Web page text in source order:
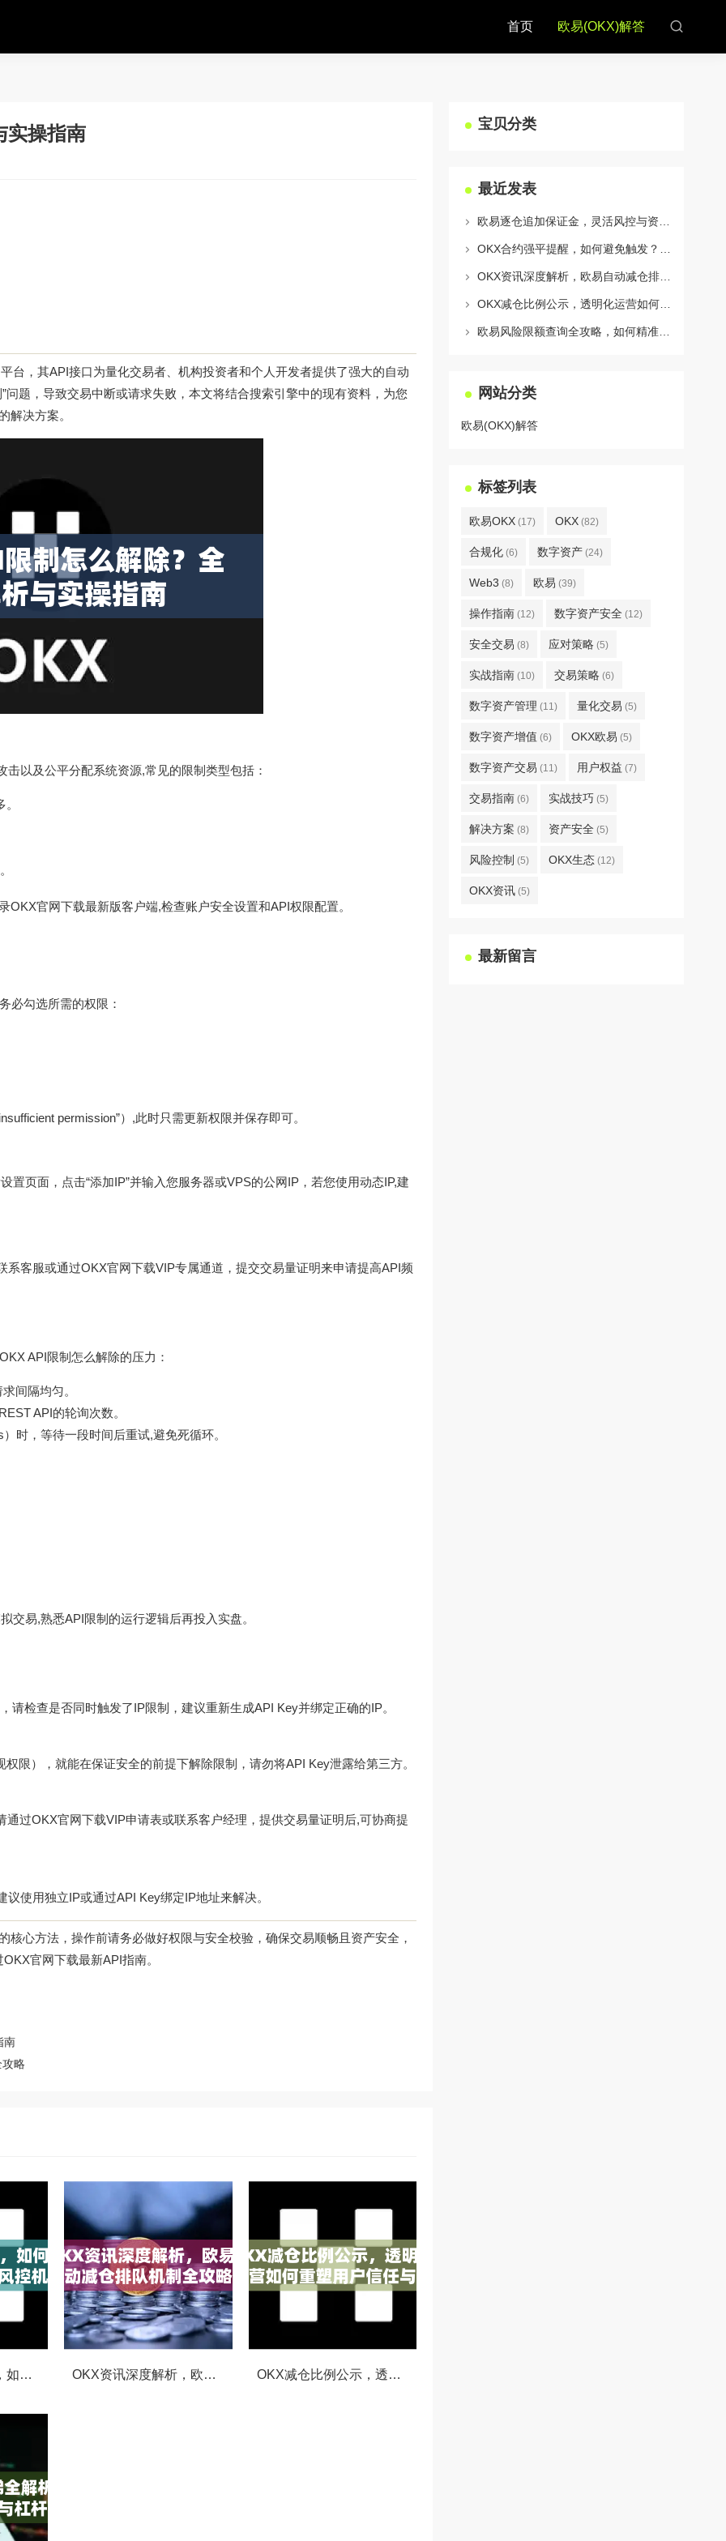
首页 欧易(OKX)解答
实操指南
台，其API接口为量化交易者、机构投资者和个人开发者提供了强大的自动
题，导致交易中断或请求失败，本文将结合搜索引擎中的现有资料，为您
解决方案。
以及公平分配系统资源,常见的限制类型包括：
OKX官网下载最新版客户端,检查账户安全设置和API权限配置。
必勾选所需的权限：
permission”）,此时只需更新权限并保存即可。
页面，点击“添加IP”并输入您服务器或VPS的公网IP，若您使用动态IP,建
客服或通过OKX官网下载VIP专属通道，提交交易量证明来申请提高API频
OKX API限制怎么解除的压力：
间隔均匀。
API的轮询次数。
时，等待一段时间后重试,避免死循环。
交易,熟悉API限制的运行逻辑后再投入实盘。
检查是否同时触发了IP限制，建议重新生成API Key并绑定正确的IP。
限），就能在保证安全的前提下解除限制，请勿将API Key泄露给第三方。
过OKX官网下载VIP申请表或联系客户经理，提供交易量证明后,可协商提
使用独立IP或通过API Key绑定IP地址来解决。
核心方法，操作前请务必做好权限与安全校验，确保交易顺畅且资产安全，
官网下载最新API指南。
南
攻略
OKX合约强平提醒，如何避免触发？深度解析风控机制与应对策略 OKX资讯深度解析，欧易自动减仓排队机制全攻略 OKX减仓比例公示，透明化运营如何重塑用户信任与市场格局
宝贝分类
最近发表
网站分类
欧易(OKX)解答
标签列表
欧易OKX (17) OKX (82)
合规化 (6) 数字资产 (24)
Web3 (8) 欧易 (39)
操作指南 (12) 数字资产安全 (12)
安全交易 (8) 应对策略 (5)
实战指南 (10) 交易策略 (6)
数字资产管理 (11) 量化交易 (5)
数字资产增值 (6) OKX欧易 (5)
数字资产交易 (11) 用户权益 (7)
交易指南 (6) 实战技巧 (5)
解决方案 (8) 资产安全 (5)
风险控制 (5) OKX生态 (12)
OKX资讯 (5)
最新留言